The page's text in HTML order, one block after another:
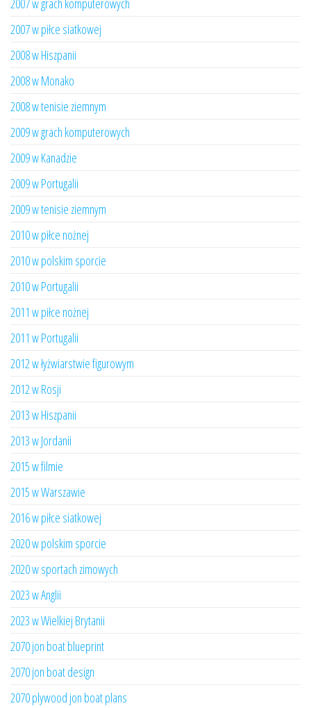
2007 w grach komputerowych
2007 w piłce siatkowej
2008 w Hiszpanii
2008 w Monako
2008 w tenisie ziemnym
2009 w grach komputerowych
2009 w Kanadzie
2009 w Portugalii
2009 w tenisie ziemnym
2010 w piłce nożnej
2010 w polskim sporcie
2010 w Portugalii
2011 w piłce nożnej
2011 w Portugalii
2012 w łyżwiarstwie figurowym
2012 w Rosji
2013 w Hiszpanii
2013 w Jordanii
2015 w filmie
2015 w Warszawie
2016 w piłce siatkowej
2020 w polskim sporcie
2020 w sportach zimowych
2023 w Anglii
2023 w Wielkiej Brytanii
2070 jon boat blueprint
2070 jon boat design
2070 plywood jon boat plans